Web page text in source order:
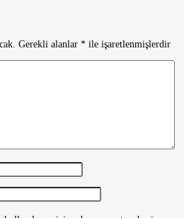
Gerekli alanlar * ile işaretlenmişlerdir